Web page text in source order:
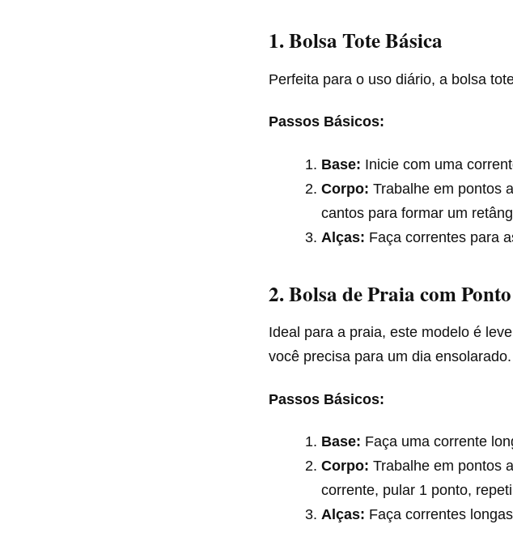
1. Bolsa Tote Básica
Perfeita para o uso diário, a bolsa
Passos Básicos:
Base: Inicie com uma
Corpo: Trabalhe em pontos
cantos para formar um
Alças: Faça correntes para
2. Bolsa de Praia com
Ideal para a praia, este modelo é
você precisa para um dia ensolarado.
Passos Básicos:
Base: Faça uma corrente
Corpo: Trabalhe em pontos
corrente, pular 1 ponto,
Alças: Faça correntes